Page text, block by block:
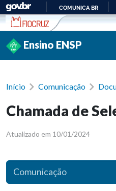
Ir para conteúdo COMUNICA BR
Ensino ENSP
Início Comunicação
Chamada de
Atualizado em 10/01/2024
Comunicação